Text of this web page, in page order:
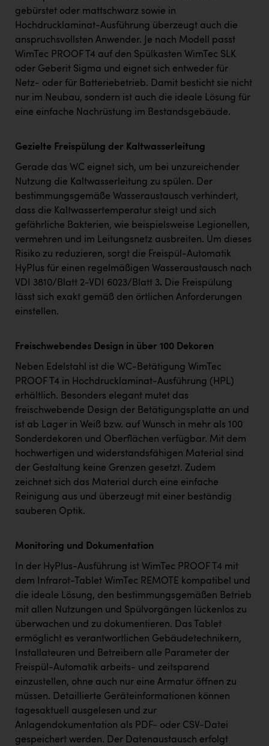
gebürstet oder mattschwarz sowie in
Hochdrucklaminat-Ausführung überzeugt auch die
anspruchsvollsten Anwender. Je nach Modell passt
WimTec PROOF T4 auf den Spülkasten WimTec SLK
oder Geberit Sigma und eignet sich entweder für
Netz- oder für Batteriebetrieb. Damit besticht sie nicht
nur im Neubau, sondern ist auch die ideale Lösung für
eine einfache Nachrüstung im Bestandsgebäude.
Gezielte Freispülung der Kaltwasserleitung
Gerade das WC eignet sich, um bei unzureichender
Nutzung die Kaltwasserleitung zu spülen. Der
bestimmungsgemäße Wasseraustausch verhindert,
dass die Kaltwassertemperatur steigt und sich
gefährliche Bakterien, wie beispielsweise Legionellen,
vermehren und im Leitungsnetz ausbreiten. Um dieses
Risiko zu reduzieren, sorgt die Freispül-Automatik
HyPlus für einen regelmäßigen Wasseraustausch nach
VDI 3810/Blatt 2-VDI 6023/Blatt 3. Die Freispülung
lässt sich exakt gemäß den örtlichen Anforderungen
einstellen.
Freischwebendes Design in über 100 Dekoren
Neben Edelstahl ist die WC-Betätigung WimTec
PROOF T4 in Hochdrucklaminat-Ausführung (HPL)
erhältlich. Besonders elegant mutet das
freischwebende Design der Betätigungsplatte an und
ist ab Lager in Weiß bzw. auf Wunsch in mehr als 100
Sonderdekoren und Oberflächen verfügbar. Mit dem
hochwertigen und widerstandsfähigen Material sind
der Gestaltung keine Grenzen gesetzt. Zudem
zeichnet sich das Material durch eine einfache
Reinigung aus und überzeugt mit einer beständig
sauberen Optik.
Monitoring und Dokumentation
In der HyPlus-Ausführung ist WimTec PROOF T4 mit
dem Infrarot-Tablet WimTec REMOTE kompatibel und
die ideale Lösung, den bestimmungsgemäßen Betrieb
mit allen Nutzungen und Spülvorgängen lückenlos zu
überwachen und zu dokumentieren. Das Tablet
ermöglicht es verantwortlichen Gebäudetechnikern,
Installateuren und Betreibern alle Parameter der
Freispül-Automatik arbeits- und zeitsparend
einzustellen, ohne auch nur eine Armatur öffnen zu
müssen. Detaillierte Geräteinformationen können
tagesaktuell ausgelesen und zur
Anlagendokumentation als PDF- oder CSV-Datei
gespeichert werden. Der Datenaustausch erfolgt